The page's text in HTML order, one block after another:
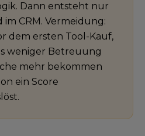
Dann entsteht nur
im CRM. Vermeidung:
dem ersten Tool-Kauf,
weniger Betreuung
mehr bekommen
ein Score